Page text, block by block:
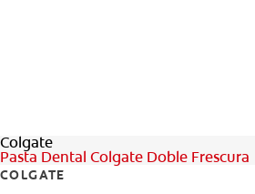
Colgate
Pasta Dental Colgate Doble Frescura
COLGATE